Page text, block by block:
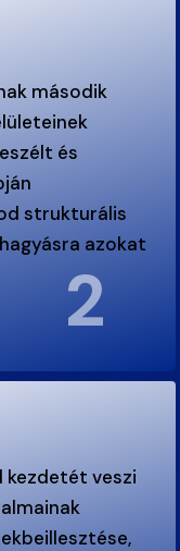
második
és
strukturális
azokat
2
kezdetét veszi